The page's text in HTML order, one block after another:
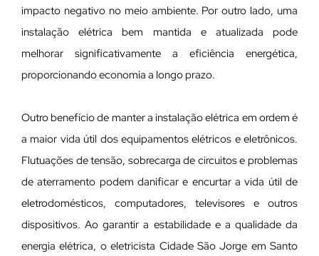
impacto negativo no meio ambiente. Por outro lado, uma
instalação elétrica bem mantida e atualizada pode
melhorar significativamente a eficiência energética,
proporcionando economia a longo prazo.
Outro benefício de manter a instalação elétrica em ordem é
a maior vida útil dos equipamentos elétricos e eletrônicos.
Flutuações de tensão, sobrecarga de circuitos e problemas
de aterramento podem danificar e encurtar a vida útil de
eletrodomésticos, computadores, televisores e outros
dispositivos. Ao garantir a estabilidade e a qualidade da
energia elétrica, o eletricista Cidade São Jorge em Santo